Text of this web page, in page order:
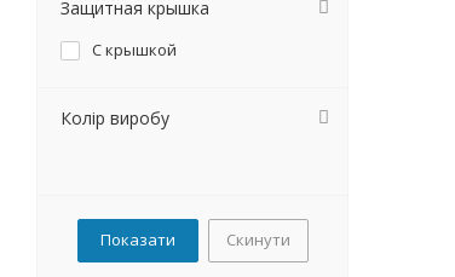
Защитная крышка
С крышкой
Колір виробу
Скинути